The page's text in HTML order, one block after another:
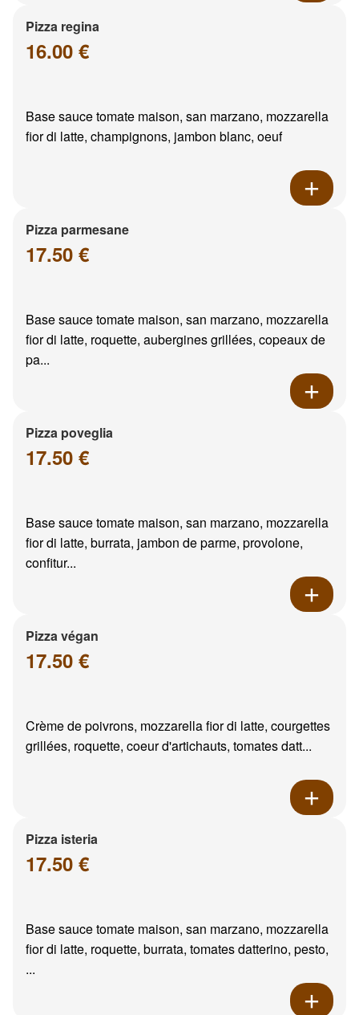
Pizza regina
16.00 €
Base sauce tomate maison, san marzano, mozzarella
fior di latte, champignons, jambon blanc, oeuf
Pizza parmesane
17.50 €
Base sauce tomate maison, san marzano, mozzarella
fior di latte, roquette, aubergines grillées, copeaux de
pa...
Pizza poveglia
17.50 €
Base sauce tomate maison, san marzano, mozzarella
fior di latte, burrata, jambon de parme, provolone,
confitur...
Pizza végan
17.50 €
Crème de poivrons, mozzarella fior di latte, courgettes
grillées, roquette, coeur d'artichauts, tomates datt...
Pizza isteria
17.50 €
Base sauce tomate maison, san marzano, mozzarella
fior di latte, roquette, burrata, tomates datterino, pesto,
...